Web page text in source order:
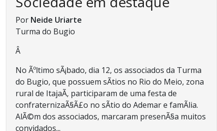
Por Neide Uriarte
Turma do Bugio
Â
No Ãºltimo sÃ¡bado, dia 12, os associados da Turma
do Bugio, que possuem sÃ­tios no Rio do Meio, zona
rural de ItajaÃ­, participaram de uma festa de
confraternizaÃ§Ã£o no sÃ­tio do Ademar e famÃ­lia.
AlÃ©m dos associados, marcaram presenÃ§a muitos
convidados...